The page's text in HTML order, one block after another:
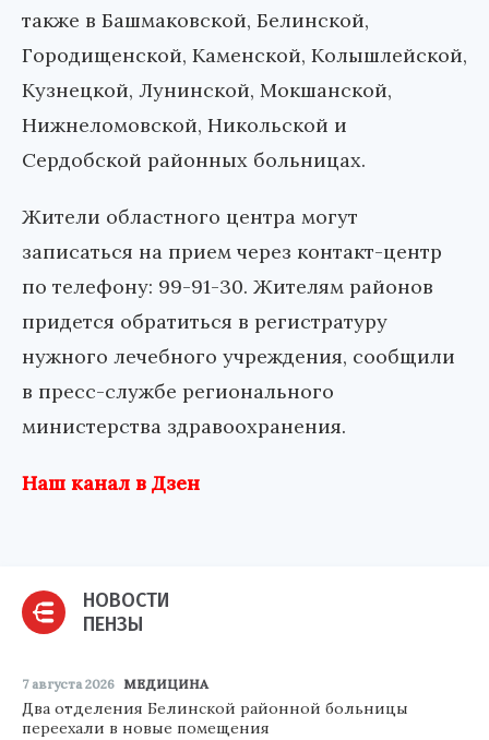
также в Башмаковской, Белинской,
Городищенской, Каменской, Колышлейской,
Кузнецкой, Лунинской, Мокшанской,
Нижнеломовской, Никольской и
Сердобской районных больницах.
Жители областного центра могут
записаться на прием через контакт-центр
по телефону: 99-91-30. Жителям районов
придется обратиться в регистратуру
нужного лечебного учреждения, сообщили
в пресс-службе регионального
министерства здравоохранения.
Наш канал в Дзен
НОВОСТИ
ПЕНЗЫ
7 августа 2026 МЕДИЦИНА
Два отделения Белинской районной больницы
переехали в новые помещения